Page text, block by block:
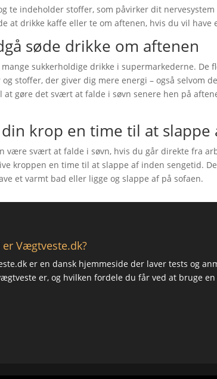
te indeholder stoffer, som påvirker dit
at drikke kaffe eller te om aftenen, hvis du vil have
søde drikke om aftenen
mange sukkerholdige drikke i supermarkederne.
og stoffer, der giver dig mere energi – også selvom
at gøre det svært at falde i søvn senere hen på
krop en time til at slappe
være svært at falde i søvn, hvis du går direkte fra
kroppen en time til at slappe af inden sengetid.
et varmt bad eller ligge og slappe af på sofaen.
er Vægtveste.dk?
er en dansk hjemmeside der laver tests og
er, og hvilken fordele du får ved at bruge